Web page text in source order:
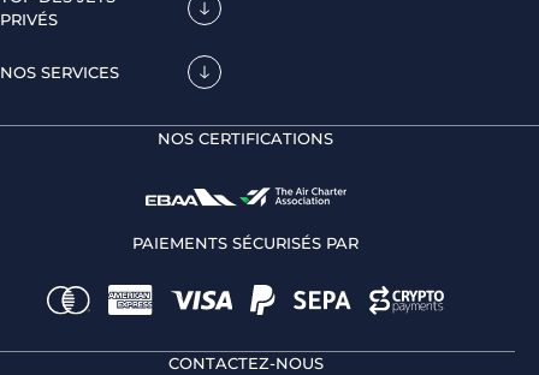
PRIVÉS
NOS SERVICES
NOS CERTIFICATIONS
PAIEMENTS SÉCURISÉS PAR
CONTACTEZ-NOUS